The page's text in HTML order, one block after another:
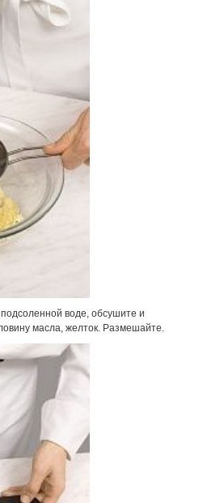
воде, обсушите и
масла, желток. Размешайте.